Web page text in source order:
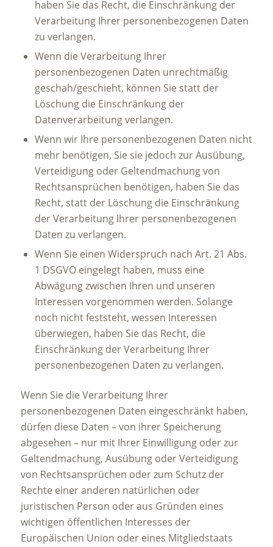
haben Sie das Recht, die Einschränkung der
Verarbeitung Ihrer personenbezogenen Daten
zu verlangen.
Wenn die Verarbeitung Ihrer
personenbezogenen Daten unrechtmäßig
geschah/geschieht, können Sie statt der
Löschung die Einschränkung der
Datenverarbeitung verlangen.
Wenn wir Ihre personenbezogenen Daten nicht
mehr benötigen, Sie sie jedoch zur Ausübung,
Verteidigung oder Geltendmachung von
Rechtsansprüchen benötigen, haben Sie das
Recht, statt der Löschung die Einschränkung
der Verarbeitung Ihrer personenbezogenen
Daten zu verlangen.
Wenn Sie einen Widerspruch nach Art. 21 Abs.
1 DSGVO eingelegt haben, muss eine
Abwägung zwischen Ihren und unseren
Interessen vorgenommen werden. Solange
noch nicht feststeht, wessen Interessen
überwiegen, haben Sie das Recht, die
Einschränkung der Verarbeitung Ihrer
personenbezogenen Daten zu verlangen.
Wenn Sie die Verarbeitung Ihrer
personenbezogenen Daten eingeschränkt haben,
dürfen diese Daten – von ihrer Speicherung
abgesehen – nur mit Ihrer Einwilligung oder zur
Geltendmachung, Ausübung oder Verteidigung
von Rechtsansprüchen oder zum Schutz der
Rechte einer anderen natürlichen oder
juristischen Person oder aus Gründen eines
wichtigen öffentlichen Interesses der
Europäischen Union oder eines Mitgliedstaats